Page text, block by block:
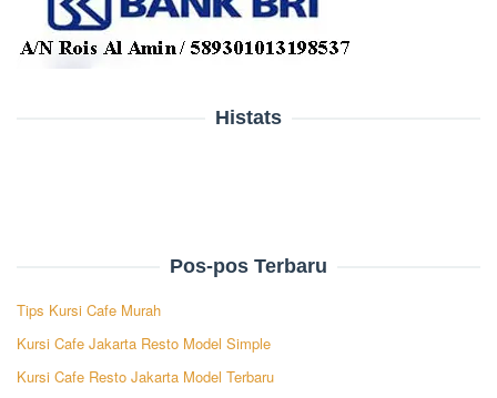
Histats
Pos-pos Terbaru
Tips Kursi Cafe Murah
Kursi Cafe Jakarta Resto Model Simple
Kursi Cafe Resto Jakarta Model Terbaru